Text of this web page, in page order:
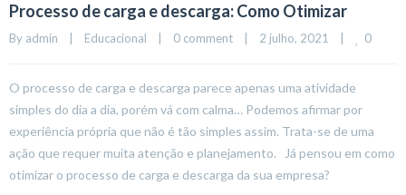
Processo de carga e descarga: Como Otimizar
By admin Educacional 0 comment 2 julho, 2021 0
O processo de carga e descarga parece apenas uma atividade
simples do dia a dia, porém vá com calma… Podemos afirmar por
experiência própria que não é tão simples assim. Trata-se de uma
ação que requer muita atenção e planejamento. Já pensou em como
otimizar o processo de carga e descarga da sua empresa?